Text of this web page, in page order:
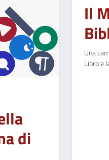
di
Il
Una
Libro e